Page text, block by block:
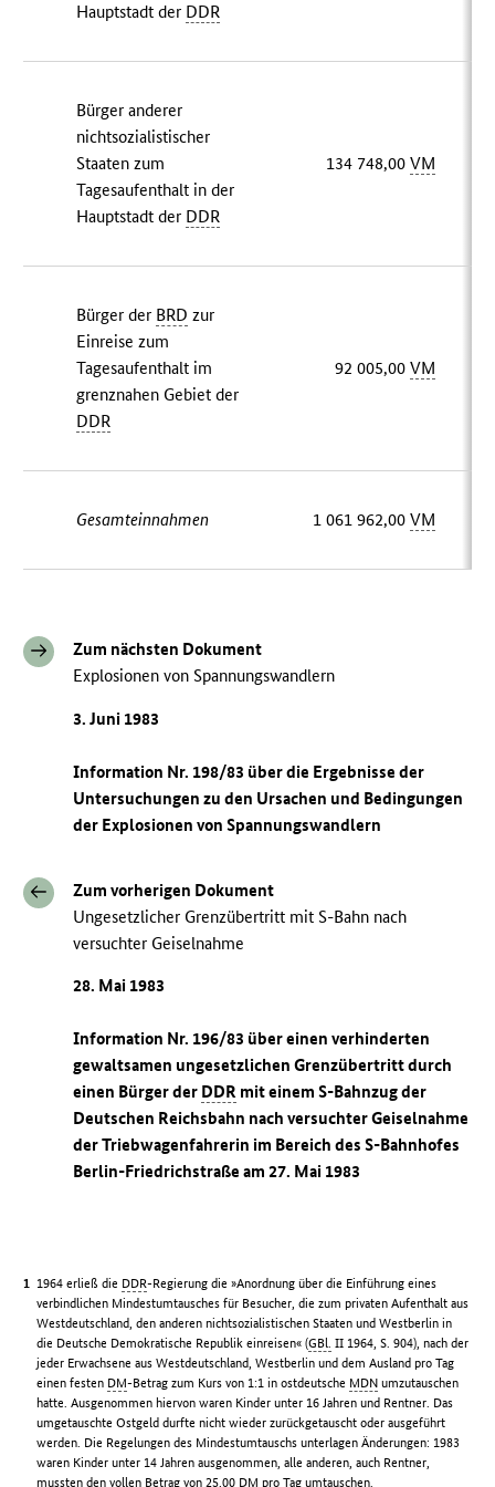
Hauptstadt der DDR
Bürger anderer
nichtsozialistischer
Staaten zum
Tagesaufenthalt in der
Hauptstadt der DDR
134 748,00VM
Bürger der BRD zur
Einreise zum
Tagesaufenthalt im
grenznahen Gebiet der
DDR
92 005,00VM
Gesamteinnahmen 1 061 962,00VM
Zum nächsten Dokument
Explosionen von Spannungswandlern
3. Juni 1983
Information Nr. 198/83 über die Ergebnisse der
Untersuchungen zu den Ursachen und Bedingungen
der Explosionen von Spannungswandlern
Zum vorherigen Dokument
Ungesetzlicher Grenzübertritt mit S-Bahn nach
versuchter Geiselnahme
28. Mai 1983
Information Nr. 196/83 über einen verhinderten
gewaltsamen ungesetzlichen Grenzübertritt durch
einen Bürger der DDR mit einem S-Bahnzug der
Deutschen Reichsbahn nach versuchter Geiselnahme
der Triebwagenfahrerin im Bereich des S-Bahnhofes
Berlin-Friedrichstraße am 27. Mai 1983
1964 erließ die DDR-Regierung die »Anordnung über die Einführung eines
verbindlichen Mindestumtausches für Besucher, die zum privaten Aufenthalt aus
Westdeutschland, den anderen nichtsozialistischen Staaten und Westberlin in
die Deutsche Demokratische Republik einreisen« (GBl. II 1964, S. 904), nach der
jeder Erwachsene aus Westdeutschland, Westberlin und dem Ausland pro Tag
einen festen DM-Betrag zum Kurs von 1:1 in ostdeutsche MDN umzutauschen
hatte. Ausgenommen hiervon waren Kinder unter 16 Jahren und Rentner. Das
umgetauschte Ostgeld durfte nicht wieder zurückgetauscht oder ausgeführt
werden. Die Regelungen des Mindestumtauschs unterlagen Änderungen: 1983
waren Kinder unter 14 Jahren ausgenommen, alle anderen, auch Rentner,
mussten den vollen Betrag von 25,00 DM pro Tag umtauschen.